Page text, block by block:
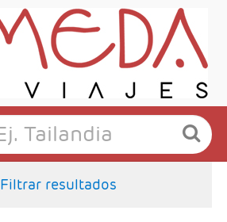
Filtrar resultados